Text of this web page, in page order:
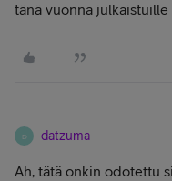
tänä vuonna
D datzuma
Ah, tätä onkin odotettu